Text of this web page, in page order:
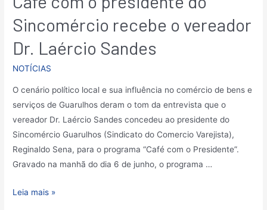
Sincomércio recebe o vereador
Dr. Laércio Sandes
NOTÍCIAS
O cenário político local e sua influência no comércio de bens e
serviços de Guarulhos deram o tom da entrevista que o
vereador Dr. Laércio Sandes concedeu ao presidente do
Sincomércio Guarulhos (Sindicato do Comercio Varejista),
Reginaldo Sena, para o programa “Café com o Presidente”.
Gravado na manhã do dia 6 de junho, o programa …
Leia mais »